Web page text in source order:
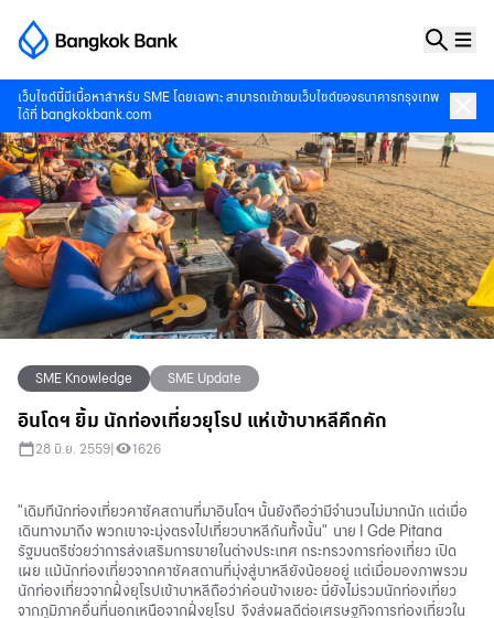
เว็บไซต์นี้มีเนื้อหาสำหรับ SME โดยเฉพาะ สามารถเข้าชมเว็บไซต์ของธนาคารกรุงเทพ
ได้ที่ bangkokbank.com
SME Knowledge SME Update
อินโดฯ ยิ้ม นักท่องเที่ยวยุโรป แห่เข้าบาหลีคึกคัก
28 มิ.ย. 2559 1626
"เดิมทีนักท่องเที่ยวคาซัคสถานที่มาอินโดฯ นั้นยังถือว่ามีจำนวนไม่มากนัก แต่เมื่อ
เดินทางมาถึง พวกเขาจะมุ่งตรงไปเที่ยวบาหลีกันทั้งนั้น" นาย I Gde Pitana
รัฐมนตรีช่วยว่าการส่งเสริมการขายในต่างประเทศ กระทรวงการท่องเที่ยว เปิด
เผย แม้นักท่องเที่ยวจากคาซัคสถานที่มุ่งสู่บาหลียังน้อยอยู่ แต่เมื่อมองภาพรวม
นักท่องเที่ยวจากฝั่งยุโรปเข้าบาหลีถือว่าค่อนข้างเยอะ นี่ยังไม่รวมนักท่องเที่ยว
จากภูมิภาคอื่นที่นอกเหนือจากฝั่งยุโรป จึงส่งผลดีต่อเศรษฐกิจการท่องเที่ยวใน